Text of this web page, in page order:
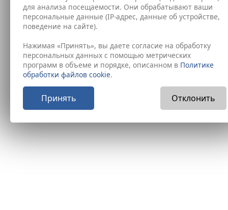
для анализа посещаемости. Они обрабатывают ваши
персональные данные (IP-адрес, данные об устройстве,
поведение на сайте).
Нажимая «Принять», вы даете согласие на обработку
персональных данных с помощью метрических
программ в объеме и порядке, описанном в Политике
обработки файлов cookie.
Принять Отклонить